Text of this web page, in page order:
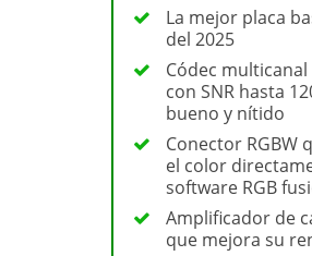
La mejor placa
del 2025
Códec
con SNR hasta
bueno y nítido
Conector
el color
software RGB
Amplificador de
que mejora su